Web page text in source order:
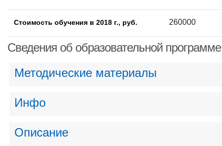
Стоимость обучения в 2018 г., руб. 260000
Сведения об образовательной программе
Методические материалы
Инфо
Описание